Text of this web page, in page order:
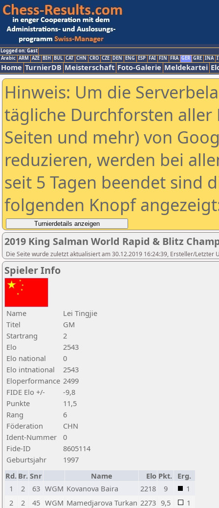
Logged on: Gast
Arabic ARM AZE BIH BUL CAT CHN CRO CZE DEN ENG ESP FAI FIN FRA GER GRE INA
Home TurnierDB Meisterschaft Foto-Galerie Meldekartei
Hinweis: Um die
tägliche Durchforsten aller
Seiten und mehr) von
reduzieren, werden bei
seit 5 Tagen beendet sind
folgenden Knopf
2019 King Salman World Rapid & Blitz
Die Seite wurde zuletzt aktualisiert am 30.12.2019 16:24:39, Ersteller/Letzter
Spieler Info
Name
Lei Tingjie
Titel
GM
Startrang
2
Elo
2543
Elo national
0
Elo intnational
2543
Eloperformance 2499
FIDE Elo +/-
-9,8
Punkte
11,5
Rang
6
Föderation
CHN
Ident-Nummer
0
Fide-ID
8605114
Geburtsjahr
1997
Rd. Br. Snr Name Elo Pkt. Erg.
1
2 63 WGM Kovanova Baira 2218 9
1
2
2 45 WGM Mamedjarova Turkan 2273 9,5
1